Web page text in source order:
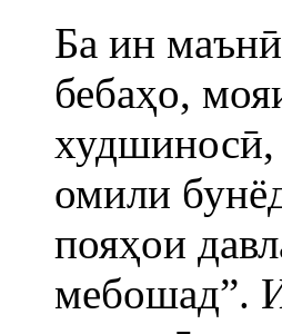
Ба ин
бебаҳо,
омили
пояҳои
мебошад”.